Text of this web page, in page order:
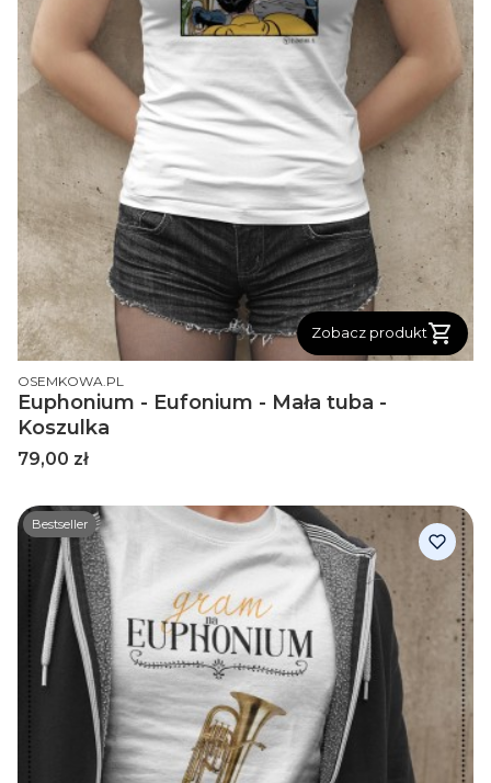
Zobacz produkt
PRODUCENT
OSEMKOWA.PL
Euphonium - Eufonium - Mała tuba -
Koszulka
Cena
79,00 zł
Bestseller